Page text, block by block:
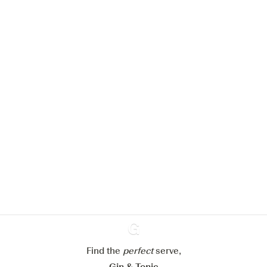
Ginventory
Find the perfectserve,
Mijn cookie-instellingen aanpassen
Alles weigeren Alles aanvaarden